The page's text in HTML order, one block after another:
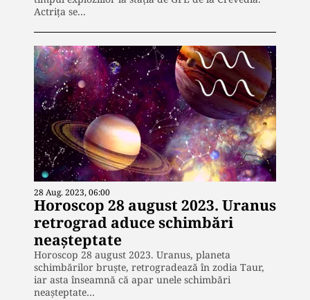
Actrița se…
28 Aug. 2023, 06:00
Horoscop 28 august 2023. Uranus
retrograd aduce schimbări
neașteptate
Horoscop 28 august 2023. Uranus, planeta
schimbărilor bruște, retrogradează în zodia Taur,
iar asta înseamnă că apar unele schimbări
neașteptate…